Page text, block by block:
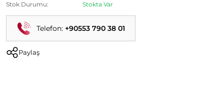
Stok Durumu:
Stokta Var
Telefon: +90553 790 38 01
Paylaş